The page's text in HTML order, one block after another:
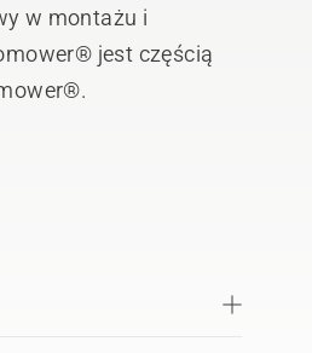
w montażu i
jest częścią